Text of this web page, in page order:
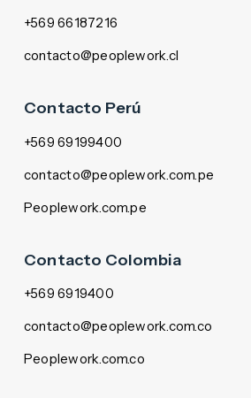
+569 66187216
contacto@peoplework.cl
Contacto Perú
+569 69199400
contacto@peoplework.com.pe
Peoplework.com.pe
Contacto Colombia
+569 6919400
contacto@peoplework.com.co
Peoplework.com.co